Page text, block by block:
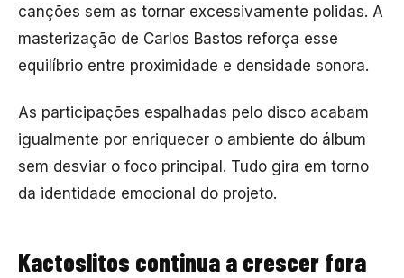
canções sem as tornar excessivamente polidas. A
masterização de Carlos Bastos reforça esse
equilíbrio entre proximidade e densidade sonora.
As participações espalhadas pelo disco acabam
igualmente por enriquecer o ambiente do álbum
sem desviar o foco principal. Tudo gira em torno
da identidade emocional do projeto.
Kactoslitos continua a crescer fora